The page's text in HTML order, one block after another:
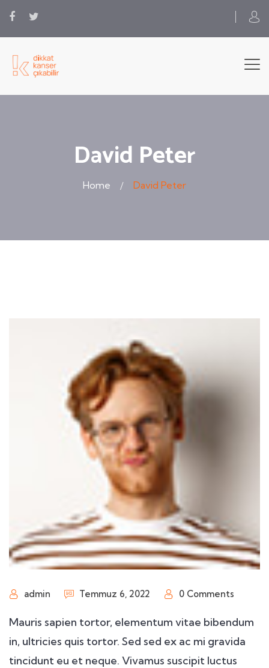
David Peter
Home David Peter
admin Temmuz 6, 2022 0 Comments
Mauris sapien tortor, elementum vitae bibendum
in, ultricies quis tortor. Sed sed ex ac mi gravida
tincidunt eu et neque. Vivamus suscipit luctus